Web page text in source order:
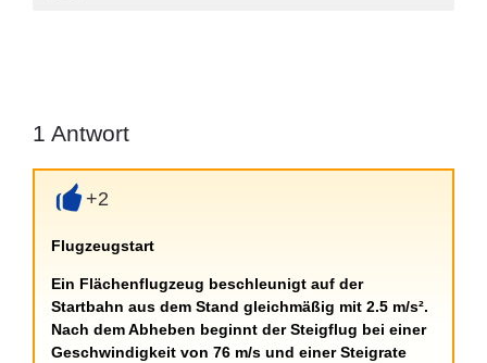
1 Antwort
+
+2
Flugzeugstart
Ein Flächenflugzeug beschleunigt auf der
Startbahn aus dem Stand gleichmäßig mit 2.5 m/s².
Nach dem Abheben beginnt der Steigflug bei einer
Geschwindigkeit von 76 m/s und einer Steigrate